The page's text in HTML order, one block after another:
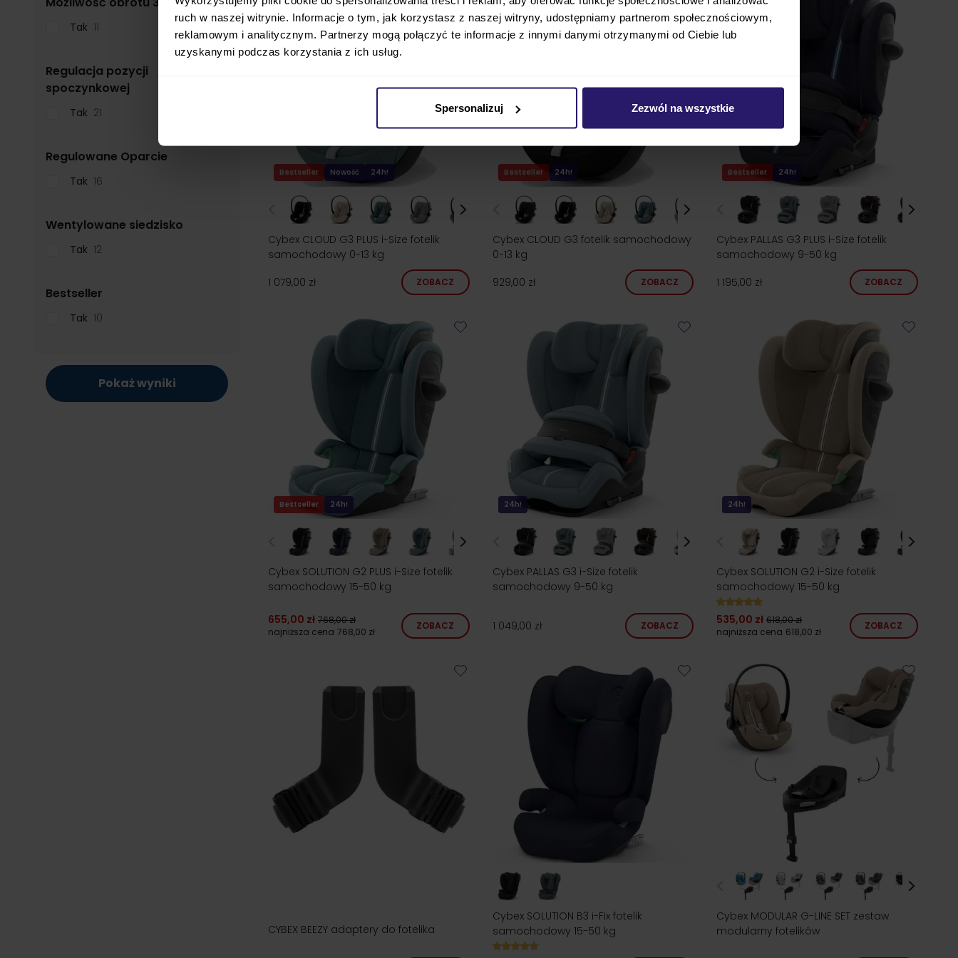
ruch w naszej witrynie. Informacje o tym, jak korzystasz z naszej witryny, udostępniamy partnerom społecznościowym,
reklamowym i analitycznym. Partnerzy mogą połączyć te informacje z innymi danymi otrzymanymi od Ciebie lub
uzyskanymi podczas korzystania z ich usług.
Spersonalizuj Zezwól na wszystkie
Tak 11
Regulacja pozycji
spoczynkowej
Tak 21
Regulowane Oparcie
Tak 16
Wentylowane siedzisko
Tak 12
Bestseller
Tak 10
Pokaż wyniki
Bestseller Nowość 24h!
Cybex CLOUD G3 PLUS i-Size fotelik
samochodowy 0-13 kg
1 079,00 zł
ZOBACZ
Bestseller 24h!
Cybex CLOUD G3 fotelik samochodowy
0-13 kg
929,00 zł
ZOBACZ
Bestseller 24h!
Cybex PALLAS G3 PLUS i-Size fotelik
samochodowy 9-50 kg
1 195,00 zł
ZOBACZ
Bestseller 24h!
Cybex SOLUTION G2 PLUS i-Size fotelik
samochodowy 15-50 kg
655,00 zł 768,00 zł
najniższa cena 768,00 zł
ZOBACZ
24h!
Cybex PALLAS G3 i-Size fotelik
samochodowy 9-50 kg
1 049,00 zł ZOBACZ
24h!
Cybex SOLUTION G2 i-Size fotelik
samochodowy 15-50 kg
535,00 zł 618,00 zł
najniższa cena 618,00 zł
ZOBACZ
CYBEX BEEZY adaptery do fotelika
Cybex SOLUTION B3 i-Fix fotelik
samochodowy 15-50 kg
Cybex MODULAR G-LINE SET zestaw
modularny fotelików